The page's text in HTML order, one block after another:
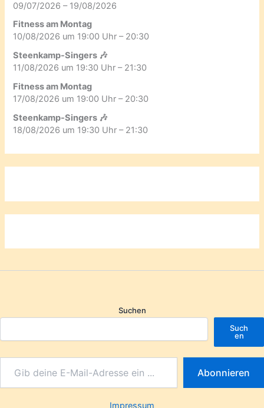
09/07/2026 – 19/08/2026
Fitness am Montag
10/08/2026 um 19:00 Uhr – 20:30
Steenkamp-Singers 🎶
11/08/2026 um 19:30 Uhr – 21:30
Fitness am Montag
17/08/2026 um 19:00 Uhr – 20:30
Steenkamp-Singers 🎶
18/08/2026 um 19:30 Uhr – 21:30
Suchen
Such
en
Abonnieren
Impressum